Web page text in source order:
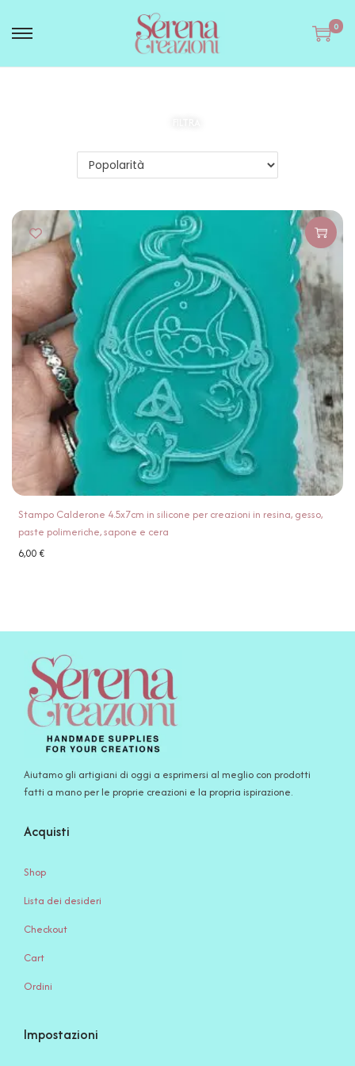
0
Stampo Calderone 4.5x7cm in silicone per creazioni in resina, gesso,
paste polimeriche, sapone e cera
6,00€
Aiutamo gli artigiani di oggi a esprimersi al meglio con prodotti
fatti a mano per le proprie creazioni e la propria ispirazione.
Acquisti
Shop
Lista dei desideri
Checkout
Cart
Ordini
Impostazioni